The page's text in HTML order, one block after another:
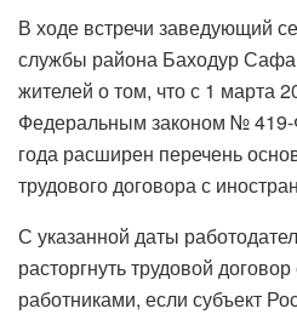
В ходе встречи заведующий
службы района Баходур
жителей о том, что с 1 марта
Федеральным законом №
года расширен перечень
трудового договора с
С указанной даты
расторгнуть трудовой
работниками, если субъект